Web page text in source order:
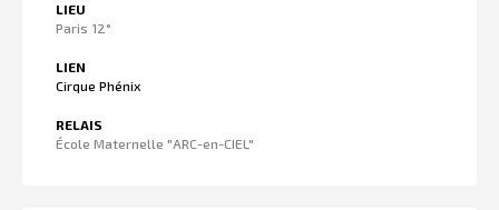
LIEU
Paris 12°
LIEN
Cirque Phénix
RELAIS
École Maternelle "ARC-en-CIEL"